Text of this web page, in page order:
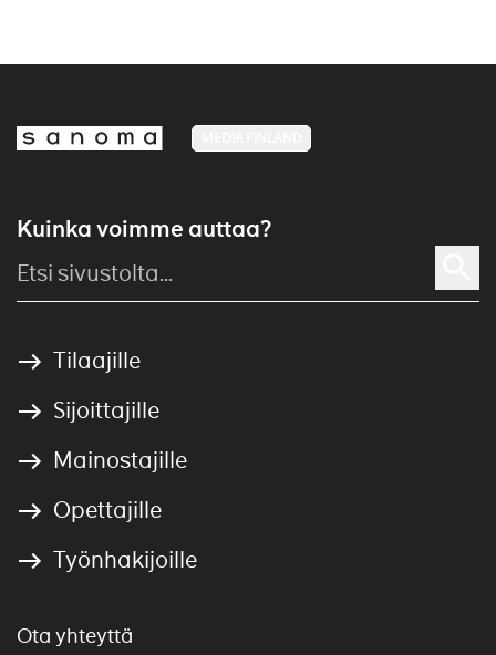
Kuinka voimme auttaa?
Tilaajille
Sijoittajille
Mainostajille
Opettajille
Työnhakijoille
Ota yhteyttä